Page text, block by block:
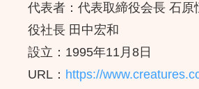
代表者：代表取締役会長 石原
役社長 田中宏和
設立：1995年11月8日
URL： https://